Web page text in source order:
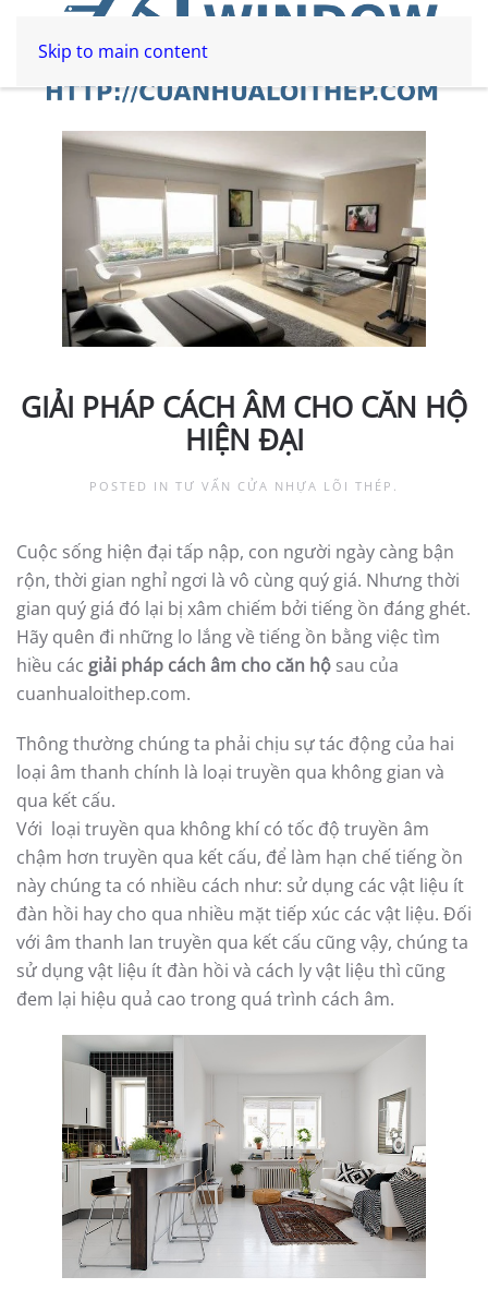
Skip to main content
GIẢI PHÁP CÁCH ÂM CHO CĂN HỘ
HIỆN ĐẠI
POSTED IN TƯ VẤN CỬA NHỰA LÕI THÉP .
Cuộc sống hiện đại tấp nập, con người ngày càng bận
rộn, thời gian nghỉ ngơi là vô cùng quý giá. Nhưng thời
gian quý giá đó lại bị xâm chiếm bởi tiếng ồn đáng ghét.
Hãy quên đi những lo lắng về tiếng ồn bằng việc tìm
hiều các giải pháp cách âm cho căn hộ sau của
cuanhualoithep.com.
Thông thường chúng ta phải chịu sự tác động của hai
loại âm thanh chính là loại truyền qua không gian và
qua kết cấu.
Với loại truyền qua không khí có tốc độ truyền âm
chậm hơn truyền qua kết cấu, để làm hạn chế tiếng ồn
này chúng ta có nhiều cách như: sử dụng các vật liệu ít
đàn hồi hay cho qua nhiều mặt tiếp xúc các vật liệu. Đối
với âm thanh lan truyền qua kết cấu cũng vậy, chúng ta
sử dụng vật liệu ít đàn hồi và cách ly vật liệu thì cũng
đem lại hiệu quả cao trong quá trình cách âm.